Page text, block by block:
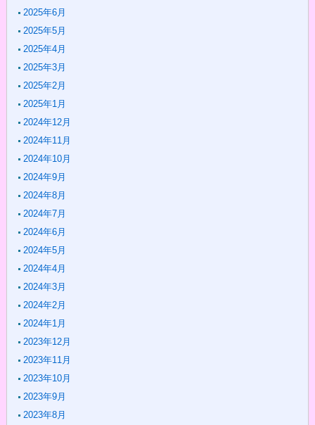
2025年6月
2025年5月
2025年4月
2025年3月
2025年2月
2025年1月
2024年12月
2024年11月
2024年10月
2024年9月
2024年8月
2024年7月
2024年6月
2024年5月
2024年4月
2024年3月
2024年2月
2024年1月
2023年12月
2023年11月
2023年10月
2023年9月
2023年8月